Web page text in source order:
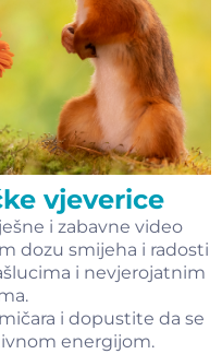
vjeverice
i zabavne video
dozu smijeha i radosti
i nevjerojatnim
i dopustite da se
energijom.